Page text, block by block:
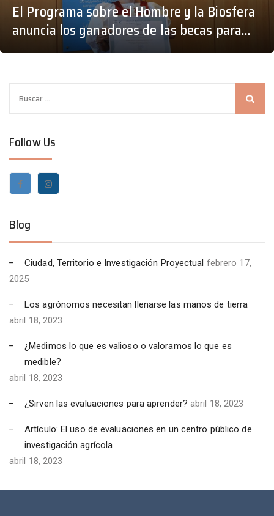
El Programa sobre el Hombre y la Biosfera
anuncia los ganadores de las becas para
jóvenes científicos y de la beca Michel
c
Follow Us
Blog
Ciudad, Territorio e Investigación Proyectual febrero 17,
2025
Los agrónomos necesitan llenarse las manos de tierra
abril 18, 2023
¿Medimos lo que es valioso o valoramos lo que es
medible?
abril 18, 2023
¿Sirven las evaluaciones para aprender? abril 18, 2023
Artículo: El uso de evaluaciones en un centro público de
investigación agrícola
abril 18, 2023